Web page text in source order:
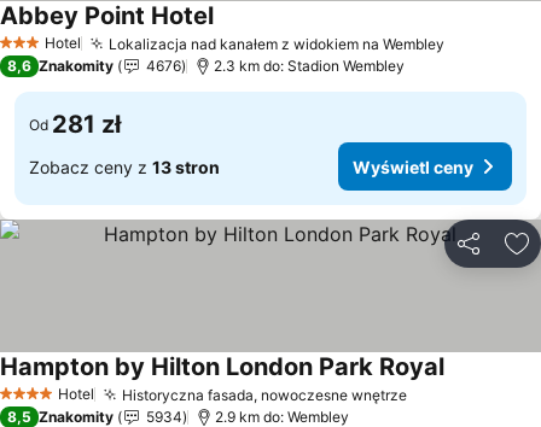
3 Kategoria
Hotel Lokalizacja nad kanałem z widokiem na Wembley
Abbey Point HotelWyświetl ceny
8,6 Znakomity 4676 2.3 km do: Stadion Wembley
Od 281 zł
Zobacz ceny z 13 stron Wyświetl ceny
4 KategoriaHotel Historyczna fasada, nowoczesne wnętrzeWyświetl ceny
Hampton by Hilton London Park RoyalWyświetl
8,5 Znakomity 5934 2.9 km do: Wembley